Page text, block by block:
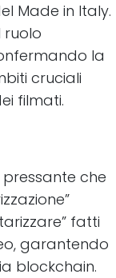
Made in Italy.
ruolo
la
cruciali
filmati.
pressante che
fatti
garantendo
blockchain.